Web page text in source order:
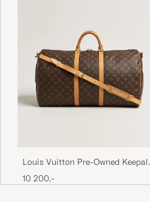
Louis Vuitton Pre-Owned Keepall
Bandouliére 55 Monogram
10 200,-